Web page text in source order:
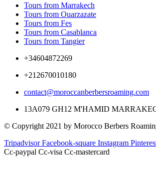
Tours from Marrakech
Tours from Ouarzazate
Tours from Fes
Tours from Casablanca
Tours from Tangier
+34604872269
+212670010180
contact@moroccanberbersroaming.com
13A079 GH12 M'HAMID
© Copyright 2021 by Morocco Berbers
Tripadvisor Facebook-square Instagram
Cc-paypal Cc-visa Cc-mastercard